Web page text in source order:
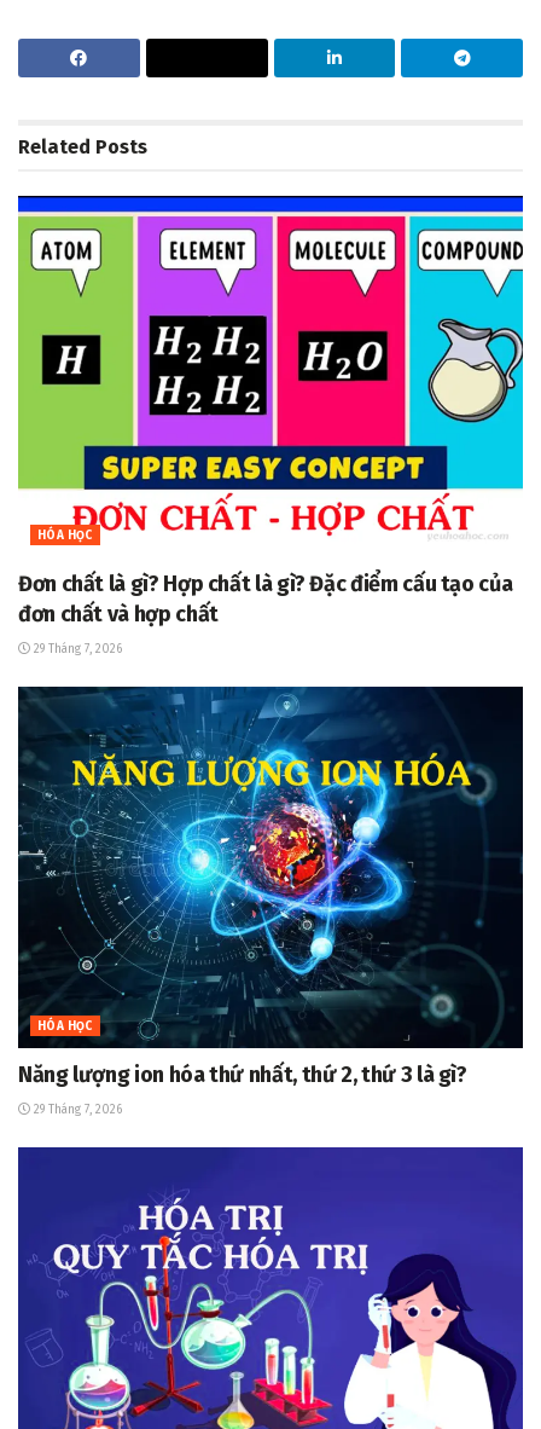
Related Posts
HÓA HỌC
Đơn chất là gì? Hợp chất là gì? Đặc điểm cấu tạo của
đơn chất và hợp chất
29 Tháng 7, 2026
HÓA HỌC
Năng lượng ion hóa thứ nhất, thứ 2, thứ 3 là gì?
29 Tháng 7, 2026